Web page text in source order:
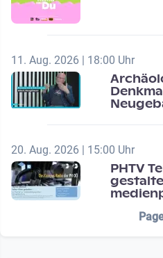
11. Aug. 2026 | 18:00 Uhr
20. Aug. 2026 | 15:00 Uhr
PHTV